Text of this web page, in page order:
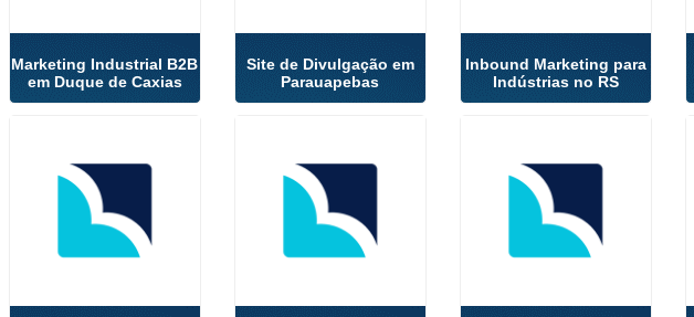
Marketing Industrial B2B
em Duque de Caxias
Site de Divulgação em
Parauapebas
Inbound Marketing para
Indústrias no RS